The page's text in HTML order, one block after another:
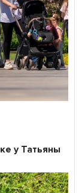
у Татьяны